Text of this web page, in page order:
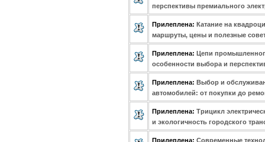
перспективы премиального
Прилеплена: Катание на
маршруты, цены и полезные
Прилеплена: Цепи
особенности выбора и
Прилеплена: Выбор и
автомобилей: от покупки до
Прилеплена: Трицикл
и экологичность городского
Прилеплена: Современные